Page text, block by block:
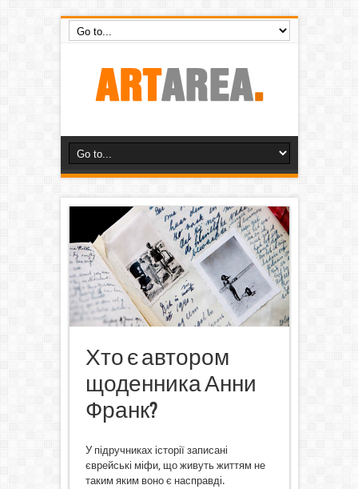
Хто є автором
щоденника Анни
Франк?
У підручниках історії записані
єврейські міфи, що живуть життям не
таким яким воно є насправді.